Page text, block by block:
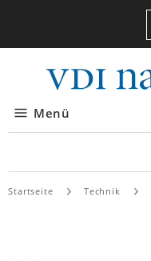
Menü
Startseite Technik